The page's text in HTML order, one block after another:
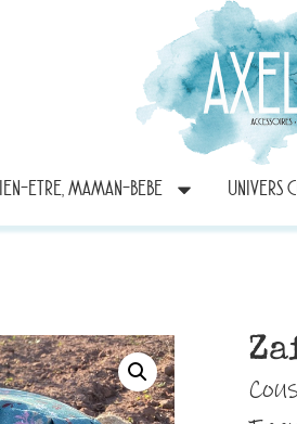
ETRE, MAMAN-BEBE UNIVERS